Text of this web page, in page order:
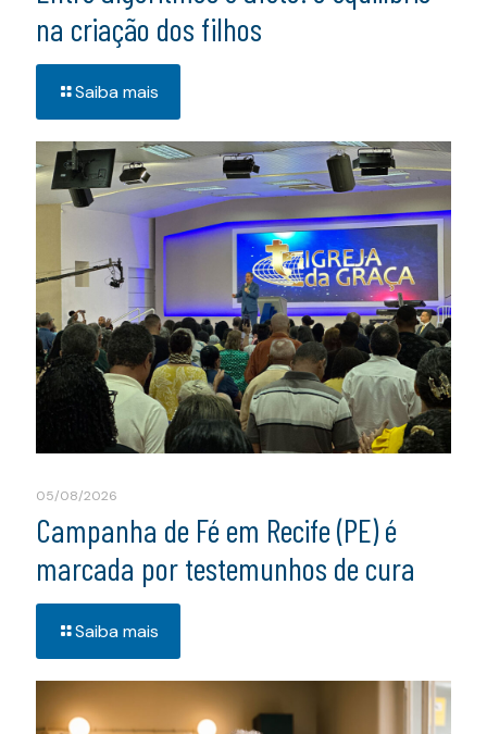
na criação dos filhos
Saiba mais
05/08/2026
Campanha de Fé em Recife (PE) é
marcada por testemunhos de cura
Saiba mais